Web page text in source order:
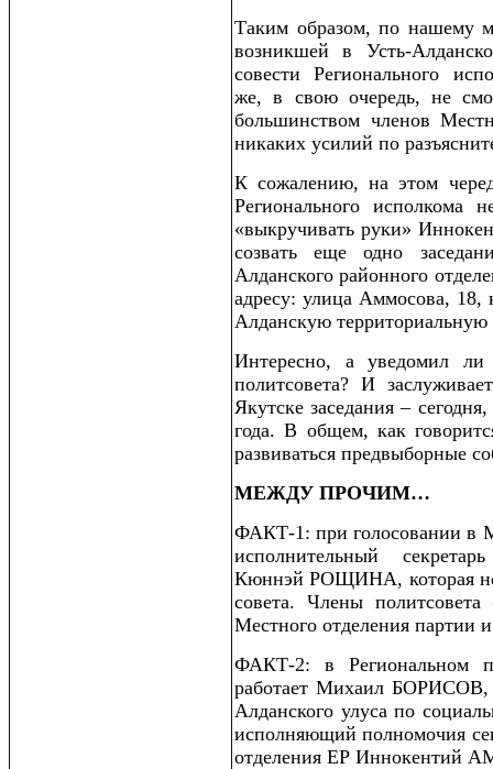
Таким образом, по нашему
возникшей в Усть-
совести Регионального
же, в свою очередь, не
большинством членов
никаких усилий по
К сожалению, на этом
Регионального исполкома
«выкручивать руки»
созвать еще одно
Алданского районного
адресу: улица Аммосова,
Алданскую
Интересно, а уведомил
политсовета? И
Якутске заседания –
года. В общем, как
развиваться предвыборные
МЕЖДУ ПРОЧИМ…
ФАКТ-1: при голосовании в
исполнительный
Кюннэй РОЩИНА, которая не
совета. Члены
Местного отделения партии
ФАКТ-2: в Региональном
работает Михаил БОРИСОВ,
Алданского улуса по
исполняющий полномочия
отделения ЕР Иннокентий